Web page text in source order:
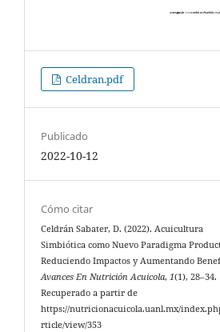
Celdran.pdf
Publicado
2022-10-12
Cómo citar
Celdrán Sabater, D. (2022). Acuicultura
Simbiótica como Nuevo Paradigma
Reduciendo Impactos y Aumentando
Avances En Nutrición Acuicola,1(1), 28–34.
Recuperado a partir de
https://nutricionacuicola.uanl.mx/
rticle/view/353